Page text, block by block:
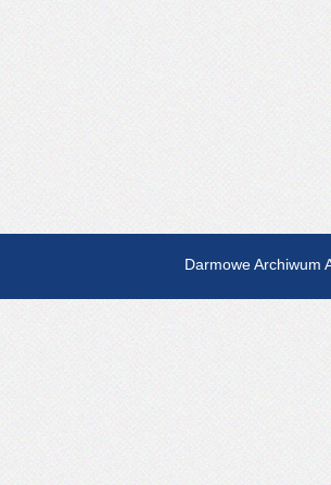
Darmowe Archiwum